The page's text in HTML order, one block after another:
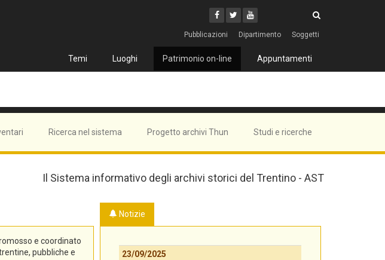
Facebook
Twitter
Youtube
Pubblicazioni Dipartimento Soggetti
Temi Luoghi Patrimonio on-line Appuntamenti
Ricerca nel sistema Progetto archivi Thun Studi e ricerche
Il Sistema informativo degli archivi storici del Trentino - AST
e coordinato
pubbliche e
Notizie
23/09/2025